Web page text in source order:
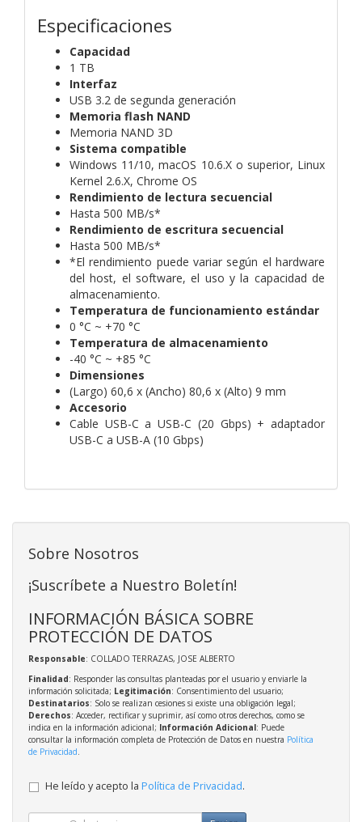
Especificaciones
Capacidad
1 TB
Interfaz
USB 3.2 de segunda generación
Memoria flash NAND
Memoria NAND 3D
Sistema compatible
Windows 11/10, macOS 10.6.X o superior, Linux
Kernel 2.6.X, Chrome OS
Rendimiento de lectura secuencial
Hasta 500 MB/s*
Rendimiento de escritura secuencial
Hasta 500 MB/s*
*El rendimiento puede variar según el hardware
del host, el software, el uso y la capacidad de
almacenamiento.
Temperatura de funcionamiento estándar
0 °C ~ +70 °C
Temperatura de almacenamiento
-40 °C ~ +85 °C
Dimensiones
(Largo) 60,6 x (Ancho) 80,6 x (Alto) 9 mm
Accesorio
Cable USB-C a USB-C (20 Gbps) + adaptador
USB-C a USB-A (10 Gbps)
Sobre Nosotros
¡Suscríbete a Nuestro Boletín!
INFORMACIÓN BÁSICA SOBRE
PROTECCIÓN DE DATOS
Responsable: COLLADO TERRAZAS, JOSE ALBERTO
Finalidad: Responder las consultas planteadas por el usuario y enviarle la
información solicitada; Legitimación: Consentimiento del usuario;
Destinatarios: Solo se realizan cesiones si existe una obligación legal;
Derechos: Acceder, rectificar y suprimir, así como otros derechos, como se
indica en la información adicional; Información Adicional: Puede
consultar la información completa de Protección de Datos en nuestra Política
de Privacidad
He leído y acepto la Política de Privacidad.